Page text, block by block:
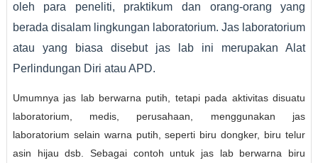
oleh para peneliti, praktikum dan orang-orang yang
berada disalam lingkungan laboratorium. Jas laboratorium
atau yang biasa disebut jas lab ini merupakan Alat
Perlindungan Diri atau APD.
Umumnya jas lab berwarna putih, tetapi pada aktivitas disuatu
laboratorium, medis, perusahaan, menggunakan jas
laboratorium selain warna putih, seperti biru dongker, biru telur
asin hijau dsb. Sebagai contoh untuk jas lab berwarna biru